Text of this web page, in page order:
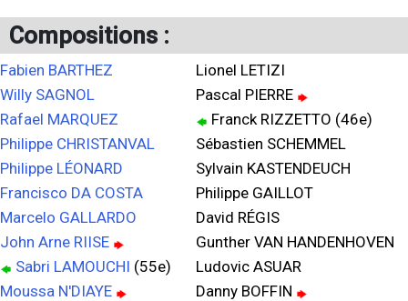
Compositions :
Fabien BARTHEZ
Willy SAGNOL
Rafael MARQUEZ
Philippe CHRISTANVAL
Philippe LÉONARD
Francisco DA COSTA
Marcelo GALLARDO
John Arne RIISE
Sabri LAMOUCHI (55e)
Moussa N'DIAYE
Lionel LETIZI
Pascal PIERRE
Franck RIZZETTO (46e)
Sébastien SCHEMMEL
Sylvain KASTENDEUCH
Philippe GAILLOT
David RÉGIS
Gunther VAN HANDENHOVEN
Ludovic ASUAR
Danny BOFFIN